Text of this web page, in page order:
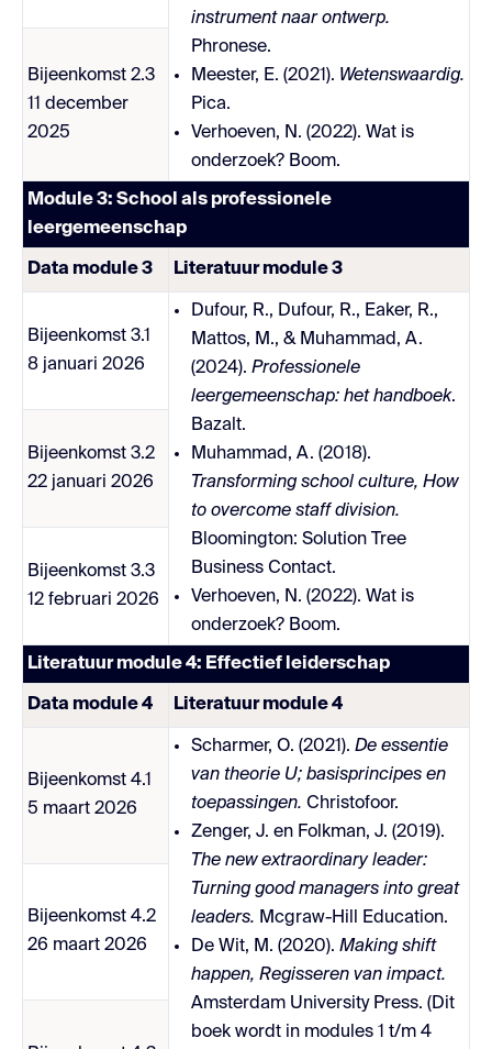
instrument naar ontwerp.
Phronese.
Meester, E. (2021). Wetenswaardig.
Pica.
Verhoeven, N. (2022). Wat is
onderzoek? Boom.
Bijeenkomst 2.3
11 december
2025
Module 3: School als professionele
leergemeenschap
Data module 3 Literatuur module 3
Bijeenkomst 3.1
8 januari 2026
Dufour, R., Dufour, R., Eaker, R.,
Mattos, M., & Muhammad, A.
(2024). Professionele
leergemeenschap: het handboek.
Bazalt.
Muhammad, A. (2018).
Transforming school culture, How
to overcome staff division.
Bloomington: Solution Tree
Business Contact.
Verhoeven, N. (2022). Wat is
onderzoek? Boom.
Bijeenkomst 3.2
22 januari 2026
Bijeenkomst 3.3
12 februari 2026
Literatuur module 4: Effectief leiderschap
Data module 4 Literatuur module 4
Bijeenkomst 4.1
5 maart 2026
Scharmer, O. (2021). De essentie
van theorie U; basisprincipes en
toepassingen. Christofoor.
Zenger, J. en Folkman, J. (2019).
The new extraordinary leader:
Turning good managers into great
leaders. Mcgraw-Hill Education.
De Wit, M. (2020). Making shift
happen, Regisseren van impact.
Amsterdam University Press. (Dit
boek wordt in modules 1 t/m 4
Bijeenkomst 4.2
26 maart 2026